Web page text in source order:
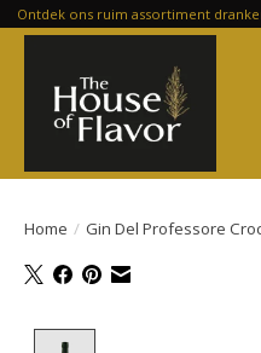
Ontdek ons ruim assortiment
Home / Gin Del Professore